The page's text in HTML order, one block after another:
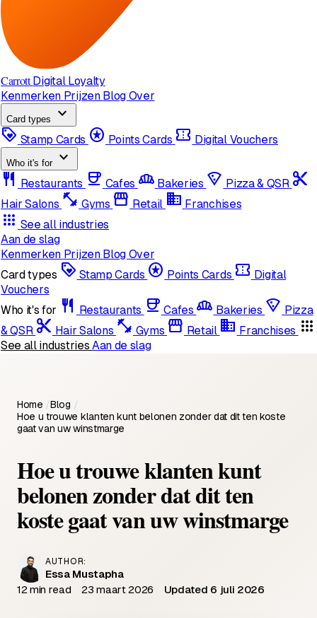
Carrott Digital Loyalty
Kenmerken Prijzen Blog Over
Card types
expand_more
loyalty Stamp Cards stars Points Cards confirmation_number Digital Vouchers
Who it's for expand_more
restaurant Restaurants coffee Cafes bakery_dining Bakeries local_pizza Pizza & QSR content_cut
Hair Salons fitness_center Gyms storefront Retail domain Franchises
apps See all industries
Aan de slag
Kenmerken Prijzen Blog Over
Card types loyalty Stamp Cards stars Points Cards confirmation_number Digital
Vouchers
Who it's for restaurant Restaurants coffee Cafes bakery_dining Bakeries local_pizza Pizza
& QSR content_cut Hair Salons fitness_center Gyms storefront Retail domain Franchises apps
See all industries Aan de slag
Home /Blog /
Hoe u trouwe klanten kunt belonen zonder dat dit ten koste
gaat van uw winstmarge
Hoe u trouwe klanten kunt
belonen zonder dat dit ten
koste gaat van uw winstmarge
AUTHOR:
Essa Mustapha
12 min read
23 maart 2026 Updated 6 juli 2026